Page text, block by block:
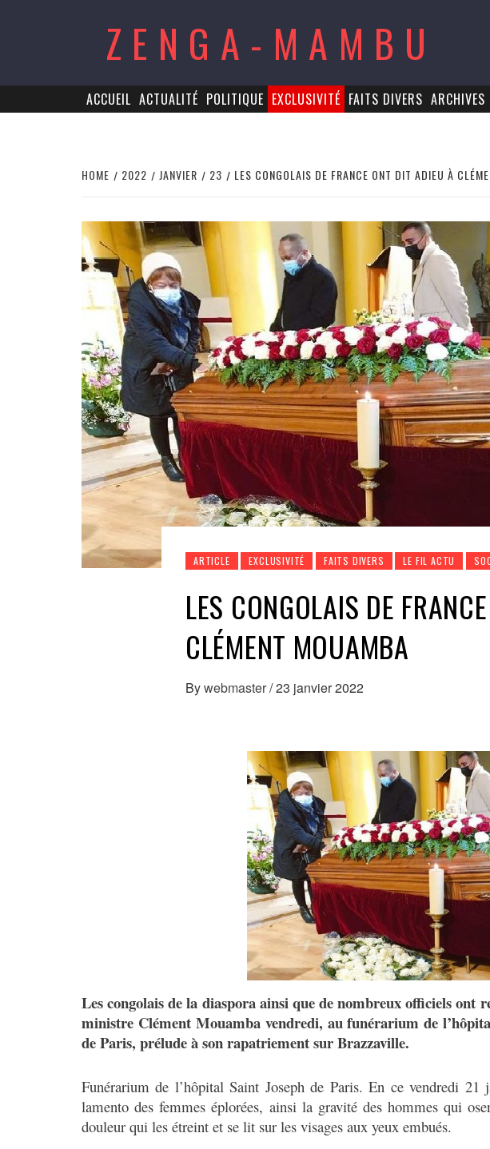
ZENGA-MAMBU
ACCUEIL ACTUALITÉ POLITIQUE EXCLUSIVITÉ FAITS DIVERS ARCHIVES
HOME 2022 JANVIER 23 LES CONGOLAIS DE FRANCE ONT DIT ADIEU À
ARTICLE EXCLUSIVITÉ FAITS DIVERS LE FIL ACTU
LES CONGOLAIS DE
CLÉMENT MOUAMBA
Bywebmaster/23 janvier 2022
Les congolais de la diaspora ainsi que de nombreux officiels ont
ministre Clément Mouamba vendredi, au funérarium de
de Paris, prélude à son rapatriement sur Brazzaville.
Funérarium de l’hôpital Saint Joseph de Paris. En ce vendredi
lamento des femmes éplorées, ainsi la gravité des hommes qui
douleur qui les étreint et se lit sur les visages aux yeux embués.